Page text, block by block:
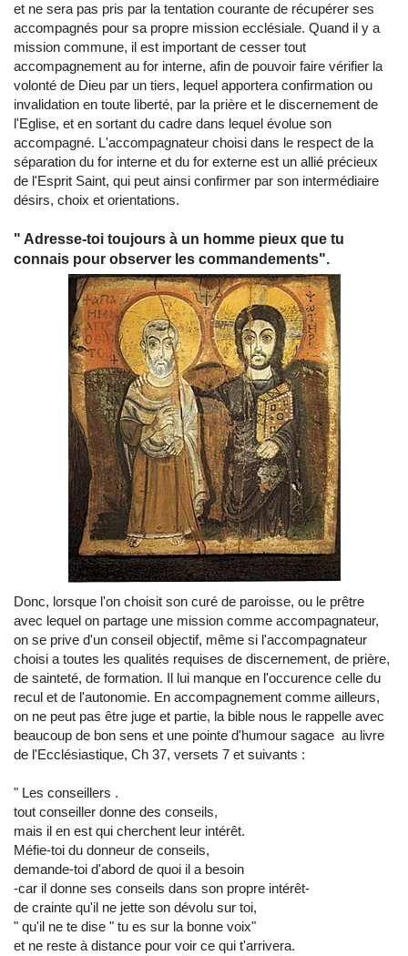
et ne sera pas pris par la tentation courante de récupérer ses
accompagnés pour sa propre mission ecclésiale. Quand il y a
mission commune, il est important de cesser tout
accompagnement au for interne, afin de pouvoir faire vérifier la
volonté de Dieu par un tiers, lequel apportera confirmation ou
invalidation en toute liberté, par la prière et le discernement de
l'Eglise, et en sortant du cadre dans lequel évolue son
accompagné. L'accompagnateur choisi dans le respect de la
séparation du for interne et du for externe est un allié précieux
de l'Esprit Saint, qui peut ainsi confirmer par son intermédiaire
désirs, choix et orientations.
" Adresse-toi toujours à un homme pieux que tu
connais pour observer les commandements".
Donc, lorsque l'on choisit son curé de paroisse, ou le prêtre
avec lequel on partage une mission comme accompagnateur,
on se prive d'un conseil objectif, même si l'accompagnateur
choisi a toutes les qualités requises de discernement, de prière,
de sainteté, de formation. Il lui manque en l'occurence celle du
recul et de l'autonomie. En accompagnement comme ailleurs,
on ne peut pas être juge et partie, la bible nous le rappelle avec
beaucoup de bon sens et une pointe d'humour sagace au livre
de l'Ecclésiastique, Ch 37, versets 7 et suivants :
" Les conseillers .
tout conseiller donne des conseils,
mais il en est qui cherchent leur intérêt.
Méfie-toi du donneur de conseils,
demande-toi d'abord de quoi il a besoin
-car il donne ses conseils dans son propre intérêt-
de crainte qu'il ne jette son dévolu sur toi,
" qu'il ne te dise " tu es sur la bonne voix"
et ne reste à distance pour voir ce qui t'arrivera.